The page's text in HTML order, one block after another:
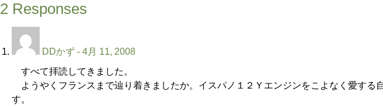
2 Responses
DDかず - 4月 11, 2008
すべて拝読してきました。
ようやくフランスまで辿り着きましたか。イスパノ１２Ｙエンジンをこよなく愛する
す。